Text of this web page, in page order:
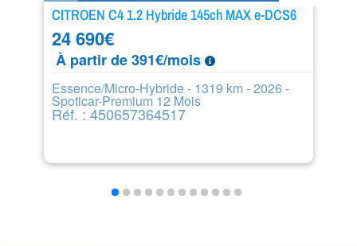
CITROEN C4 1.2 Hybride 145ch MAX e-DCS6
24 690€
À partir de 391€/mois
Essence/Micro-Hybride - 1319 km - 2026 -
Spoticar-Premium 12 Mois
Réf. : 450657364517